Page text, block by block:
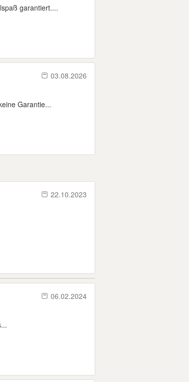
garantiert....
03.08.2026
Garantie...
22.10.2023
06.02.2024